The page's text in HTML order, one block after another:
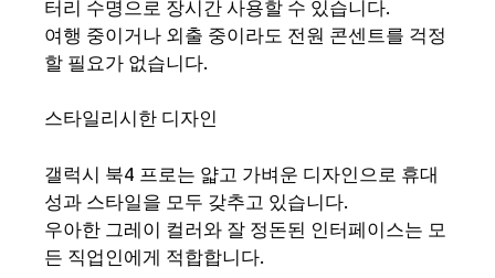
터리 수명으로 장시간 사용할 수 있습니다.
여행 중이거나 외출 중이라도 전원 콘센트를 걱정
할 필요가 없습니다.
스타일리시한 디자인
갤럭시 북4 프로는 얇고 가벼운 디자인으로 휴대
성과 스타일을 모두 갖추고 있습니다.
우아한 그레이 컬러와 잘 정돈된 인터페이스는 모
든 직업인에게 적합합니다.